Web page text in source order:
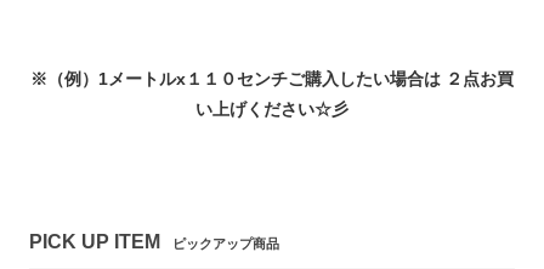
※（例）1メートルx１１０センチご購入したい場合は ２点お買
い上げください☆彡
PICK UP ITEM ピックアップ商品